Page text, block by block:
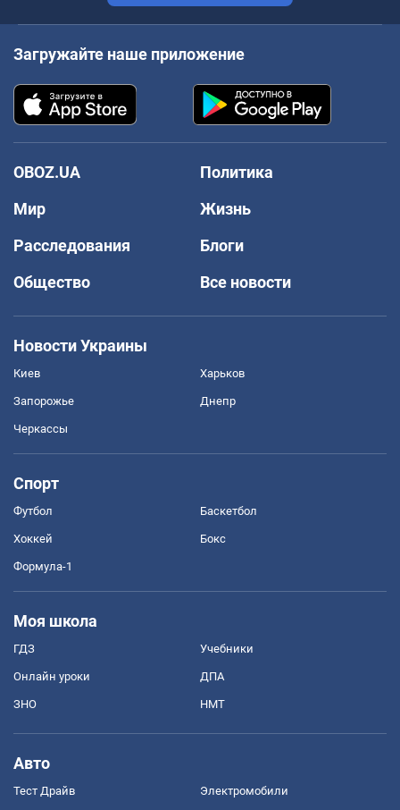
Загружайте наше приложение
OBOZ.UA
Политика
Мир
Жизнь
Расследования
Блоги
Общество
Все новости
Новости Украины
Киев Харьков
Запорожье Днепр
Черкассы
Спорт
Футбол Баскетбол
Хоккей Бокс
Формула-1
Моя школа
ГДЗ Учебники
Онлайн уроки ДПА
ЗНО НМТ
Авто
Тест Драйв Электромобили